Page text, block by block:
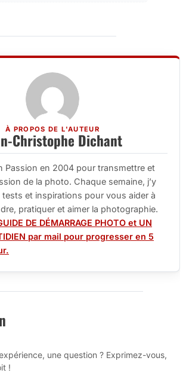
À PROPOS DE L'AUTEUR
Christophe Dichant
Passion en 2004 pour transmettre et
de la photo. Chaque semaine, j’y
tests et inspirations pour vous aider à
pratiquer et aimer la photographie.
DE DÉMARRAGE PHOTO et UN
par mail pour progresser en 5
une question ? Exprimez-vous,
!